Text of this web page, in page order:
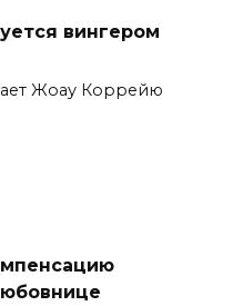
вингером
Жоау Коррейю